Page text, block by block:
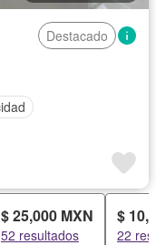
Destacado
$ 25,000 MXN
52 resultados
$
22